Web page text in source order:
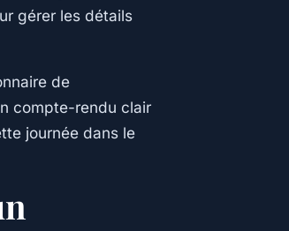
gérer les détails
de
compte-rendu clair
journée dans le